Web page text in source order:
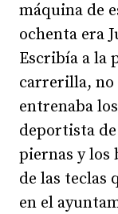
máquina de
ochenta era
Escribía a la
carrerilla, no
entrenaba
deportista
piernas y los
de las teclas
en el